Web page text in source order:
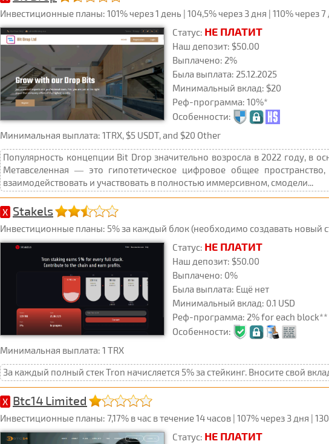
Инвестиционные планы: 101% через 1 день | 104,5% через 3 дня | 110% через
Статус: НЕ ПЛАТИТ
Наш депозит: $50.00
Выплачено: 2%
Была выплата: 25.12.2025
Минимальный вклад: $20
Реф-программа: 10%*
Особенности:
Минимальная выплата: 1TRX, $5 USDT, and $20 Other
Популярность концепции Bit Drop значительно возросла в 2022 году, в
Метавселенная — это гипотетическое цифровое общее
взаимодействовать и участвовать в полностью иммерсивном, смодели...
X Stakels
Инвестиционные планы: 5% за каждый блок (необходимо создавать новый
Статус: НЕ ПЛАТИТ
Наш депозит: $50.00
Выплачено: 0%
Была выплата: Ещё нет
Минимальный вклад: 0.1 USD
Реф-программа: 2% for each block**
Особенности:
Минимальная выплата: 1 TRX
За каждый полный стек Tron начисляется 5% за стейкинг. Вносите свой
X Btc14 Limited
Инвестиционные планы: 7,17% в час в течение 14 часов | 107% через 3 дня |
Статус: НЕ ПЛАТИТ